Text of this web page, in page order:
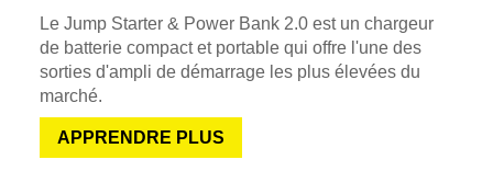
Le Jump Starter & Power Bank 2.0 est un chargeur
de batterie compact et portable qui offre l'une des
sorties d'ampli de démarrage les plus élevées du
marché.
APPRENDRE PLUS